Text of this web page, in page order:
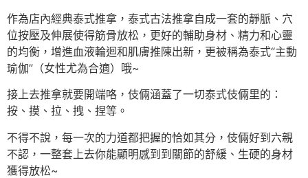
作為店內經典泰式推拿，泰式古法推拿自成一套的靜脈、穴
位按壓及伸展使得筋骨放松，更好的輔助身材、精力和心靈
的均衡，增進血液輪迴和肌膚推陳出新，更被稱為泰式“主動
瑜伽”（女性尤為合適）哦~
接上去推拿就要開端咯，伎倆涵蓋了一切泰式伎倆里的：
按、摸、拉、拽、捏等。
不得不說，每一次的力道都把握的恰如其分，伎倆好到六親
不認，一整套上去你能顯明感到到關節的舒緩、生硬的身材
獲得放松~